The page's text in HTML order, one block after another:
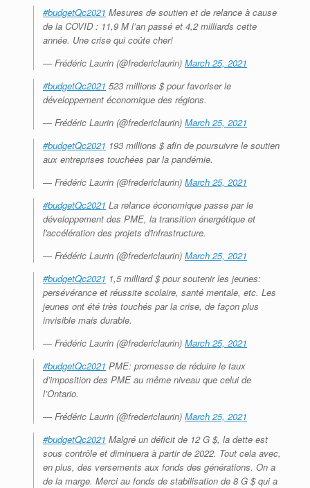
#budgetQc2021 Mesures de soutien et de relance à cause
de la COVID : 11,9 M l’an passé et 4,2 milliards cette
année. Une crise qui coûte cher!
— Frédéric Laurin (@fredericlaurin) March 25, 2021
#budgetQc2021 523 millions $ pour favoriser le
développement économique des régions.
— Frédéric Laurin (@fredericlaurin) March 25, 2021
#budgetQc2021 193 millions $ afin de poursuivre le soutien
aux entreprises touchées par la pandémie.
— Frédéric Laurin (@fredericlaurin) March 25, 2021
#budgetQc2021 La relance économique passe par le
développement des PME, la transition énergétique et
l'accélération des projets d'infrastructure.
— Frédéric Laurin (@fredericlaurin) March 25, 2021
#budgetQc2021 1,5 milliard $ pour soutenir les jeunes:
persévérance et réussite scolaire, santé mentale, etc. Les
jeunes ont été très touchés par la crise, de façon plus
invisible mais durable.
— Frédéric Laurin (@fredericlaurin) March 25, 2021
#budgetQc2021 PME: promesse de réduire le taux
d’imposition des PME au même niveau que celui de
l’Ontario.
— Frédéric Laurin (@fredericlaurin) March 25, 2021
#budgetQc2021 Malgré un déficit de 12 G $, la dette est
sous contrôle et diminuera à partir de 2022. Tout cela avec,
en plus, des versements aux fonds des générations. On a
de la marge. Merci au fonds de stabilisation de 8 G $ qui a